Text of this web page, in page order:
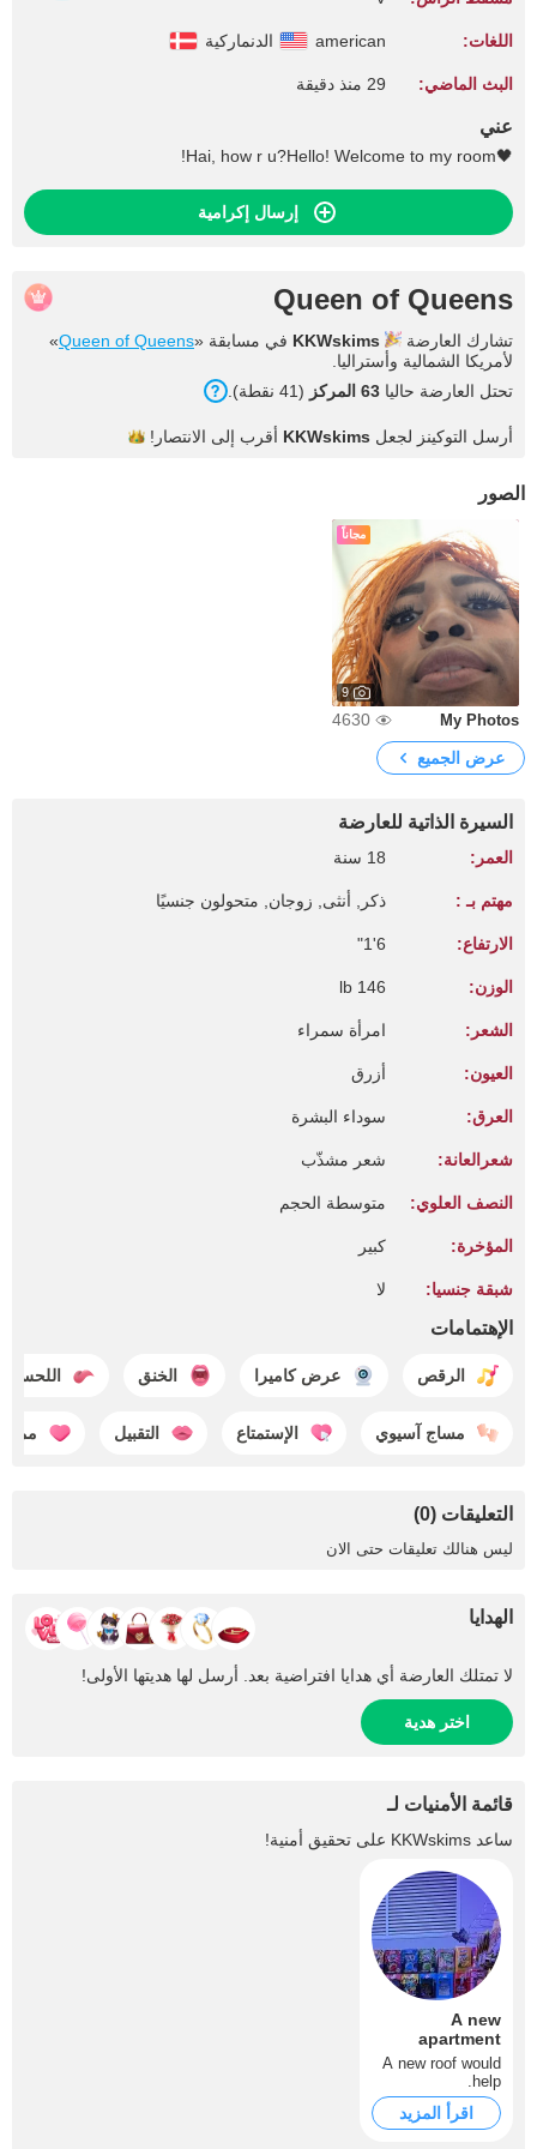
اللغات: american الدنماركية
البث الماضي: 29 منذ دقيقة
عني
🖤Hai, how r u?Hello! Welcome to my room!
إرسال إكرامية
Queen of Queens
تشارك العارضة KKWskims في مسابقة «Queen of Queens
»
لأمريكا الشمالية وأستراليا.
تحتل العارضة حاليا 63 المركز (41 نقطة).
أرسل التوكينز لجعل KKWskims أقرب إلى الانتصار!
الصور
مجاناً
9
My Photos
4630
عرض الجميع
السيرة الذاتية للعارضة
العمر: 18 سنة
مهتم بـ : ذكر, أنثى, زوجان, متحولون جنسيًا
الارتفاع: 6'1"
الوزن: 146 lb
الشعر: امرأة سمراء
العيون: أزرق
العرق: سوداء البشرة
شعرالعانة: شعر مشذّب
النصف العلوي: متوسطة الحجم
المؤخرة: كبير
شبقة جنسيا: لا
الإهتمامات
الرقص عرض كاميرا الخنق اللحس
مساج آسيوي الإستمتاع التقبيل
التعليقات (0)
ليس هنالك تعليقات حتى الان
الهدايا
لا تمتلك العارضة أي هدايا افتراضية بعد. أرسل لها هديتها الأولى!
اختر هدية
قائمة الأمنيات لـ
ساعد KKWskims على تحقيق أمنية!
A new
apartment
A new roof would
help.
اقرأ المزيد